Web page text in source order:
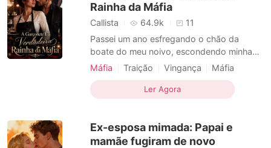
Rainha da Máfia
Callista 64.9k
11
Passei um ano esfregando o chão da
boate do meu noivo, escondendo minha
identidade como a filha do Don Supremo.
Rei com quem valia a pena unir impérios,
ou apenas uma marionete. A resposta
choque. Jade Menezes, uma
Máfia Traição Vingança
Máfia
Protagonista feminina
Bebê adorável
Ler Agora
Ex-esposa mimada: Papai e
mamãe fugiram de novo